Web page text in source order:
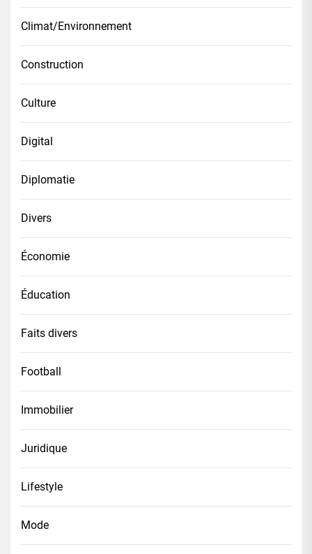
Climat/Environnement
Construction
Culture
Digital
Diplomatie
Divers
Économie
Éducation
Faits divers
Football
Immobilier
Juridique
Lifestyle
Mode